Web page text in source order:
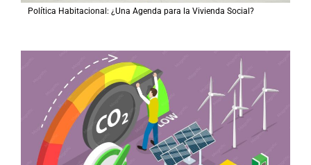
Política Habitacional: ¿Una Agenda para la Vivienda Social?